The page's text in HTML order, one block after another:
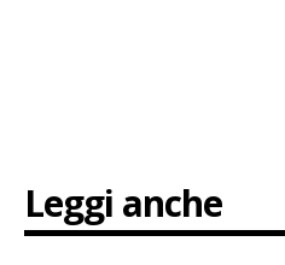
Leggi anche